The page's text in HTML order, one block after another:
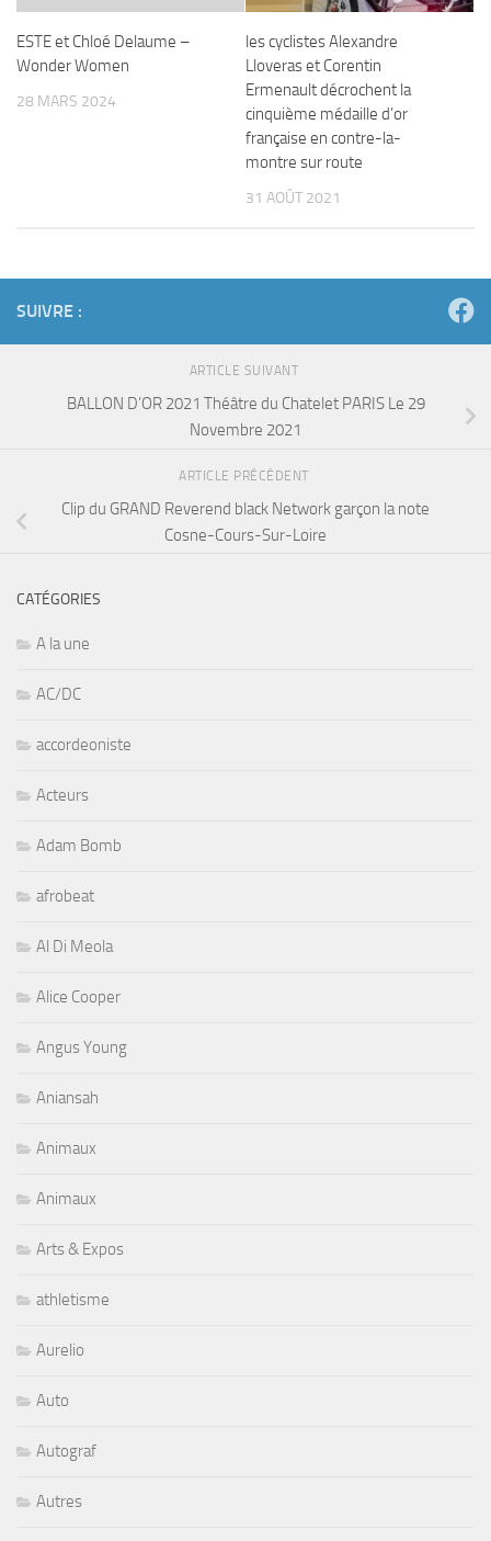
ESTE et Chloé Delaume –
Wonder Women
28 MARS 2024
les cyclistes Alexandre
Lloveras et Corentin
Ermenault décrochent la
cinquième médaille d’or
française en contre-la-
montre sur route
31 AOÛT 2021
SUIVRE :
ARTICLE SUIVANT
BALLON D’OR 2021 Théâtre du Chatelet PARIS Le 29
Novembre 2021
ARTICLE PRÉCÉDENT
Clip du GRAND Reverend black Network garçon la note
Cosne-Cours-Sur-Loire
CATÉGORIES
A la une
AC/DC
accordeoniste
Acteurs
Adam Bomb
afrobeat
Al Di Meola
Alice Cooper
Angus Young
Aniansah
Animaux
Animaux
Arts & Expos
athletisme
Aurelio
Auto
Autograf
Autres